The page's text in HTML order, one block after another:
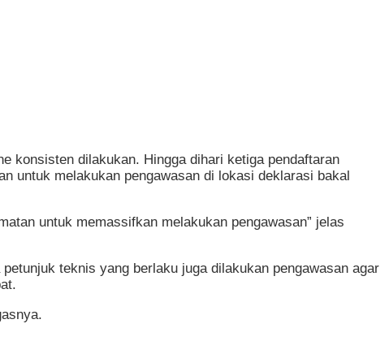
konsisten dilakukan. Hingga dihari ketiga pendaftaran
untuk melakukan pengawasan di lokasi deklarasi bakal
untuk memassifkan melakukan pengawasan” jelas
teknis yang berlaku juga dilakukan pengawasan agar